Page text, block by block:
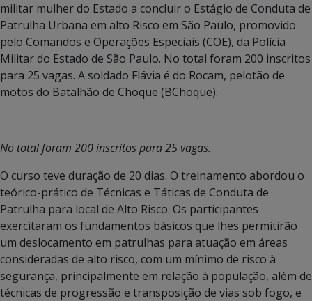
militar mulher do Estado a concluir o Estágio de Conduta de
Patrulha Urbana em alto Risco em São Paulo, promovido
pelo Comandos e Operações Especiais (COE), da Polícia
Militar do Estado de São Paulo. No total foram 200 inscritos
para 25 vagas. A soldado Flávia é do Rocam, pelotão de
motos do Batalhão de Choque (BChoque).
No total foram 200 inscritos para 25 vagas.
O curso teve duração de 20 dias. O treinamento abordou o
teórico-prático de Técnicas e Táticas de Conduta de
Patrulha para local de Alto Risco. Os participantes
exercitaram os fundamentos básicos que lhes permitirão
um deslocamento em patrulhas para atuação em áreas
consideradas de alto risco, com um mínimo de risco à
segurança, principalmente em relação à população, além de
técnicas de progressão e transposição de vias sob fogo, e